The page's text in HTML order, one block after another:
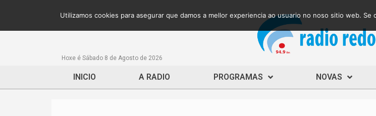
Hoxe é Sábado 8 de Agosto de 2026
INICIO A RADIO PROGRAMAS NOVAS
Utilizamos cookies para asegurar que damos a mellor experiencia ao usuario no noso sitio web.